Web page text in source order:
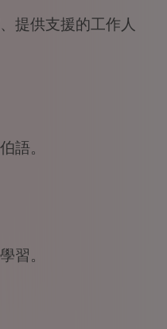
提供支援的工作人
語。
習。